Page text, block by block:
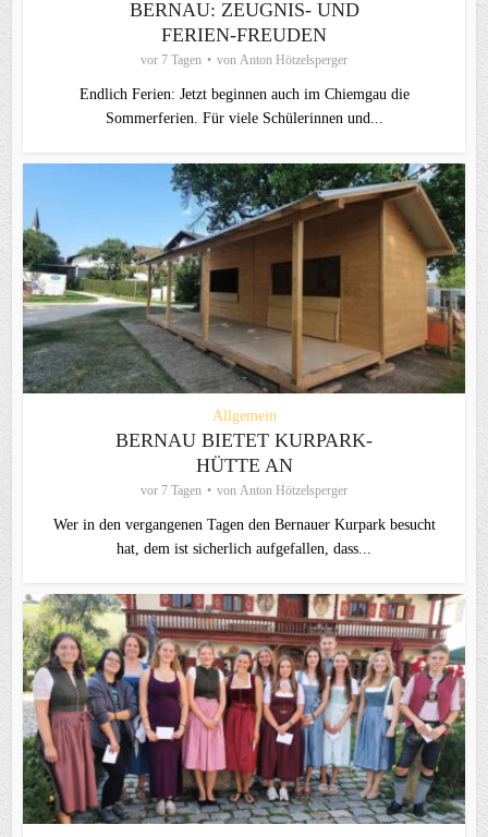
BERNAU: ZEUGNIS- UND
FERIEN-FREUDEN
vor 7 Tagen von Anton Hötzelsperger
Endlich Ferien: Jetzt beginnen auch im Chiemgau die
Sommerferien. Für viele Schülerinnen und...
Allgemein
BERNAU BIETET KURPARK-
HÜTTE AN
vor 7 Tagen von Anton Hötzelsperger
Wer in den vergangenen Tagen den Bernauer Kurpark besucht
hat, dem ist sicherlich aufgefallen, dass...